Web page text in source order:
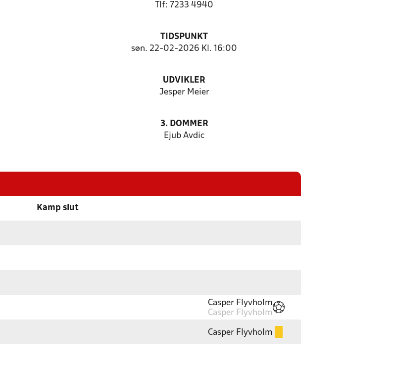
Tlf: 7233 4940
TIDSPUNKT
søn. 22-02-2026 Kl. 16:00
UDVIKLER
Jesper Meier
3. DOMMER
Ejub Avdic
Kamp slut
Casper Flyvholm
Casper Flyvholm
Casper Flyvholm